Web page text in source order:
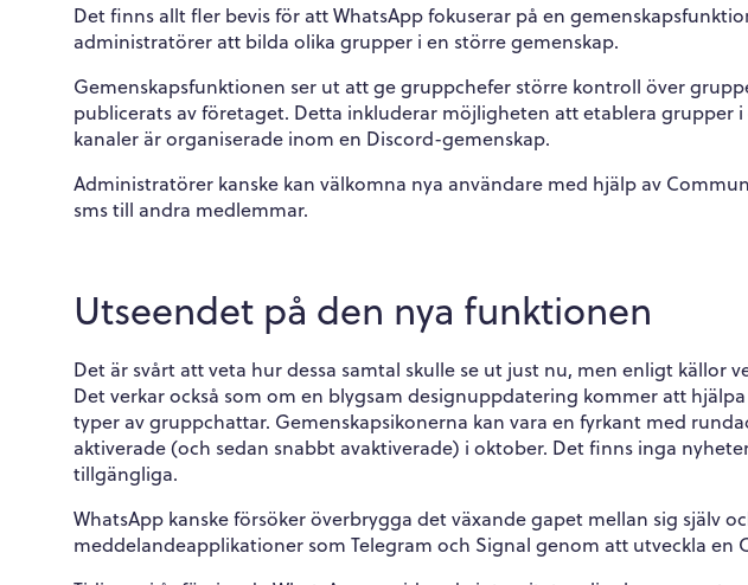
Det finns allt fler bevis för att WhatsApp fokuserar på en
administratörer att bilda olika grupper i en större gemenskap.
Gemenskapsfunktionen ser ut att ge gruppchefer större kontroll över
publicerats av företaget. Detta inkluderar möjligheten att etablera grupper
kanaler är organiserade inom en Discord-gemenskap.
Administratörer kanske kan välkomna nya användare med hjälp av
sms till andra medlemmar.
Utseendet på den nya funktionen
Det är svårt att veta hur dessa samtal skulle se ut just nu, men enligt källor
Det verkar också som om en blygsam designuppdatering kommer att
typer av gruppchattar. Gemenskapsikonerna kan vara en fyrkant med
aktiverade (och sedan snabbt avaktiverade) i oktober. Det finns inga
tillgängliga.
WhatsApp kanske försöker överbrygga det växande gapet mellan sig själv
meddelandeapplikationer som Telegram och Signal genom att utveckla